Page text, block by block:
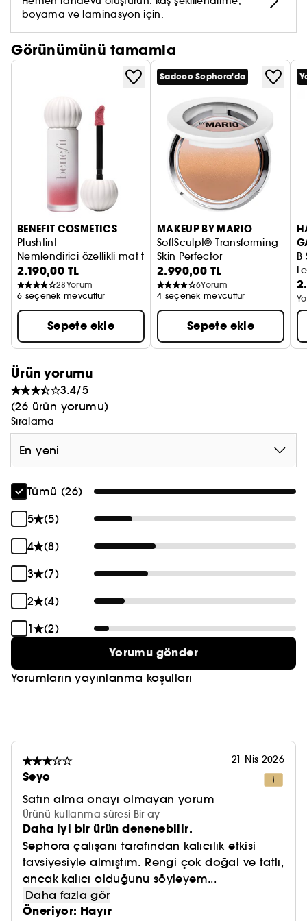
gibi esansiyel yağ asitleri açısından zengin
görünümü destekler
• Gliserin: Nemin korunarak, pürüzsüz uygulama
ve görünüme destek olur
boyama ve laminasyon için.
Görünümünü tamamla
BENEFIT COSMETICS
Plushtint
Nemlendirici özellikli mat tint ruj
2.190,00 TL
28Yorum
6 seçenek mevcuttur
Sepete ekle
Sadece Sephora'da
MAKEUP BY MARIO
SoftSculpt® Transforming
Skin Perfector
Mükemmelleştirici Pudra
2.990,00 TL
6Yorum
4 seçenek mevcuttur
Sepete ekle
B
Ürün yorumu
3.4/5
(26 ürün yorumu)
Sıralama
En yeni
Tümü (26)
5
(5)
4
(8)
3
(7)
2
(4)
1
(2)
Yorumu gönder
Yorumların yayınlanma koşulları
21 Nis 2026
Seyo
Satın alma onayı olmayan yorum
Ürünü kullanma süresi Bir ay
Daha iyi bir ürün denenebilir.
Sephora çalışanı tarafından kalıcılık etkisi
tavsiyesiyle almıştım. Rengi çok doğal ve tatlı,
ancak kalıcı olduğunu söyleyem...
Daha fazla gör
Öneriyor: Hayır